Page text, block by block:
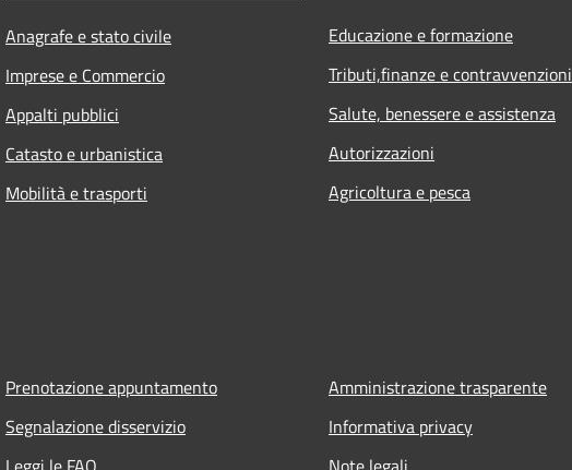
Anagrafe e stato civile
Imprese e Commercio
Appalti pubblici
Catasto e urbanistica
Mobilità e trasporti
Educazione e formazione
Tributi,finanze e contravvenzioni
Salute, benessere e assistenza
Autorizzazioni
Agricoltura e pesca
Prenotazione appuntamento
Segnalazione disservizio
Amministrazione trasparente
Informativa privacy